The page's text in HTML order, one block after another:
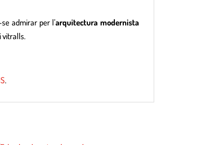
admirar per l’arquitectura modernista
vitralls.
.